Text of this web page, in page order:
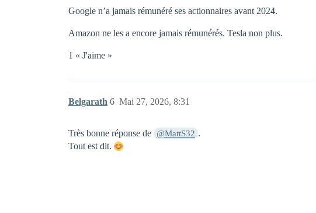
Google n’a jamais rémunéré ses actionnaires avant 2024.
Amazon ne les a encore jamais rémunérés. Tesla non plus.
1 « J'aime »
Belgarath Mai 27, 2026, 8:31
6
Très bonne réponse de @MattS32 .
Tout est dit.